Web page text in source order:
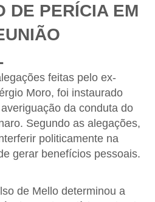
DE PERÍCIA EM
feitas pelo ex-
Moro, foi instaurado
da conduta do
Segundo as alegações,
politicamente na
gerar benefícios pessoais.
de Mello determinou a